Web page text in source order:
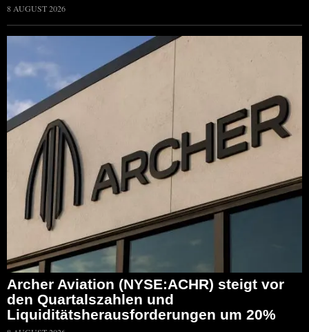
8 AUGUST 2026
Archer Aviation (NYSE:ACHR) steigt vor
den Quartalszahlen und
Liquiditätsherausforderungen um 20%